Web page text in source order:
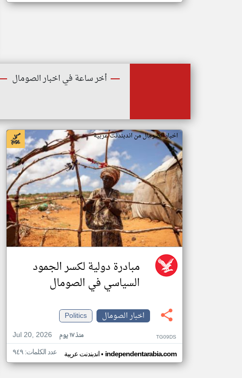
أخر ساعة في اخبار الصومال
اخبار الصومال من اندبندنت عربية
مبادرة دولية لكسر الجمود
السياسي في الصومال
اخبار الصومال
Politics
Jul 20, 2026
منذ ١٧ يوم TG09DS
اندبندنت عربية• independentarabia.com عدد الكلمات: ٩٤٩